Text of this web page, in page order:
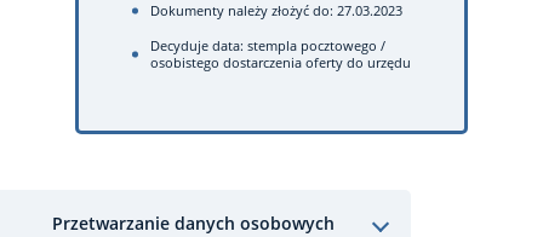
Dokumenty należy złożyć do: 27.03.2023
Decyduje data: stempla pocztowego /
osobistego dostarczenia oferty do urzędu
Przetwarzanie danych osobowych